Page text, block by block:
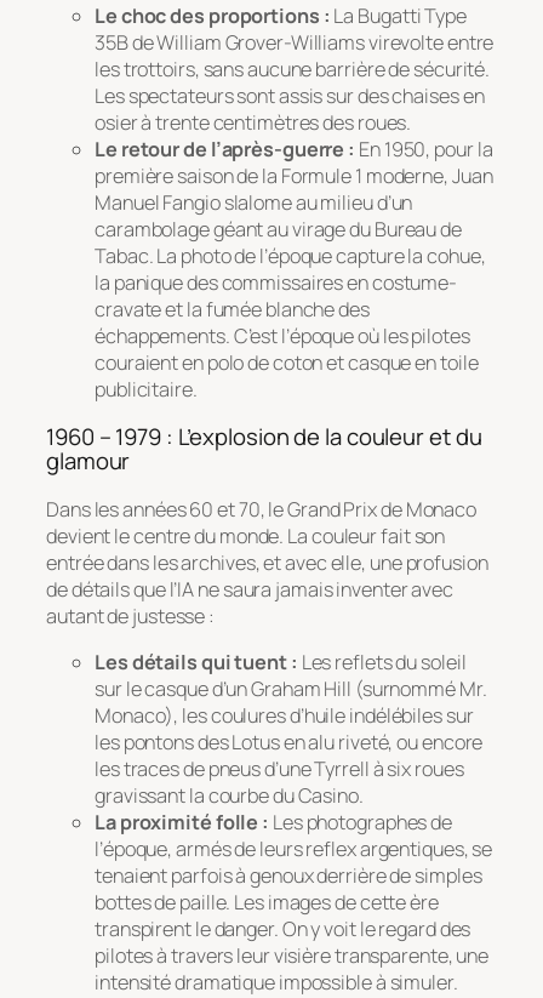
Le choc des proportions : La Bugatti Type
35B de William Grover-Williams virevolte entre
les trottoirs, sans aucune barrière de sécurité.
Les spectateurs sont assis sur des chaises en
osier à trente centimètres des roues.
Le retour de l’après-guerre : En 1950, pour la
première saison de la Formule 1 moderne, Juan
Manuel Fangio slalome au milieu d’un
carambolage géant au virage du Bureau de
Tabac. La photo de l’époque capture la cohue,
la panique des commissaires en costume-
cravate et la fumée blanche des
échappements. C’est l’époque où les pilotes
couraient en polo de coton et casque en toile
publicitaire.
1960 – 1979 : L’explosion de la couleur et du
glamour
Dans les années 60 et 70, le Grand Prix de Monaco
devient le centre du monde. La couleur fait son
entrée dans les archives, et avec elle, une profusion
de détails que l’IA ne saura jamais inventer avec
autant de justesse :
Les détails qui tuent : Les reflets du soleil
sur le casque d’un Graham Hill (surnomméMr.
Monaco), les coulures d’huile indélébiles sur
les pontons des Lotus en alu riveté, ou encore
les traces de pneus d’une Tyrrell à six roues
gravissant la courbe du Casino.
La proximité folle : Les photographes de
l’époque, armés de leurs reflex argentiques, se
tenaient parfois à genoux derrière de simples
bottes de paille. Les images de cette ère
transpirent le danger. On y voit le regard des
pilotes à travers leur visière transparente, une
intensité dramatique impossible à simuler.